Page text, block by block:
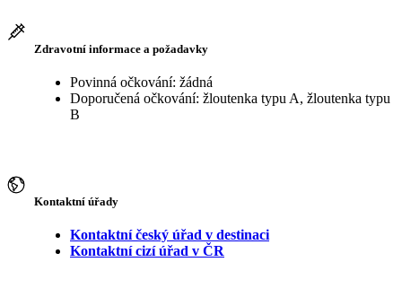
Zdravotní informace a požadavky
Povinná očkování: žádná
Doporučená očkování: žloutenka typu A, žloutenka typu
B
Kontaktní úřady
Kontaktní český úřad v destinaci
Kontaktní cizí úřad v ČR